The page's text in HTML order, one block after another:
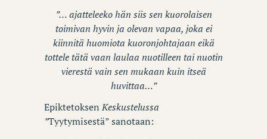
”… ajatteleeko hän siis sen kuorolaisen
toimivan hyvin ja olevan vapaa, joka ei
kiinnitä huomiota kuoronjohtajaan eikä
tottele tätä vaan laulaa nuotilleen tai nuotin
vierestä vain sen mukaan kuin itseä
huvittaa…”
EpiktetoksenKeskustelussa
”Tyytymisestä” sanotaan: